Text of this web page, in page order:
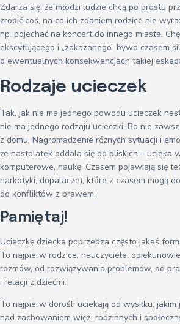
Zdarza się, że młodzi ludzie chcą po prostu
zrobić coś, na co ich zdaniem rodzice nie
np. pojechać na koncert do innego miasta.
ekscytującego i „zakazanego” bywa czasem
o ewentualnych konsekwencjach takiej
Rodzaje ucieczek
Tak, jak nie ma jednego powodu ucieczek
nie ma jednego rodzaju ucieczki. Bo nie
z domu. Nagromadzenie różnych sytuacji i
że nastolatek oddala się od bliskich – ucieka
komputerowe, naukę. Czasem pojawiają się
narkotyki, dopalacze), które z czasem mogą
do konfliktów z prawem.
Pamiętaj!
Ucieczkę dziecka poprzedza często jakaś
To najpierw rodzice, nauczyciele,
rozmów, od rozwiązywania problemów, od
i relacji z dziećmi.
To najpierw dorośli uciekają od wysiłku, jakim
nad zachowaniem więzi rodzinnych i